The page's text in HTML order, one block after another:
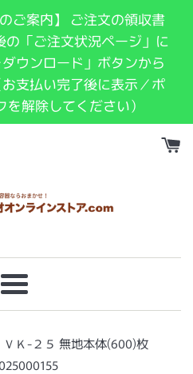
ご案内】 ご注文の領収書
の「ご注文状況ページ」に
ウンロード」ボタンから
支払い完了後に表示／ポ
解除してください）
メ
ニ
ュ
ー
Ｋ-２５ 無地本体(600)枚